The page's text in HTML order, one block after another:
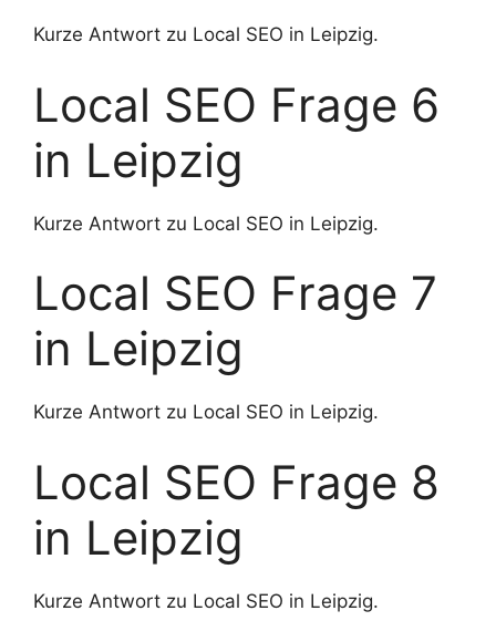
Kurze Antwort zu Local SEO in Leipzig.
Local SEO Frage 6
in Leipzig
Kurze Antwort zu Local SEO in Leipzig.
Local SEO Frage 7
in Leipzig
Kurze Antwort zu Local SEO in Leipzig.
Local SEO Frage 8
in Leipzig
Kurze Antwort zu Local SEO in Leipzig.